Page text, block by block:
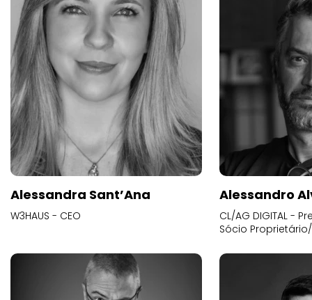
Alessandra Sant’Ana
W3HAUS - CEO
Alessandro
CL/AG DIGITAL -
Sócio